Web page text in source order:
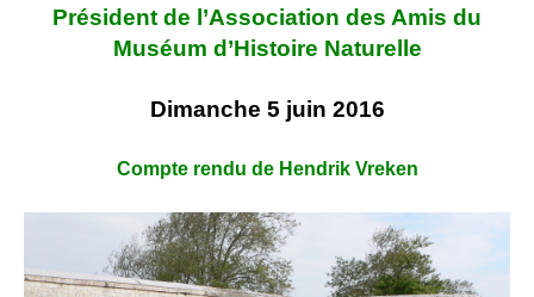
Président de l’Association des Amis du
Muséum d’Histoire Naturelle
Dimanche 5 juin 2016
Compte rendu de Hendrik Vreken